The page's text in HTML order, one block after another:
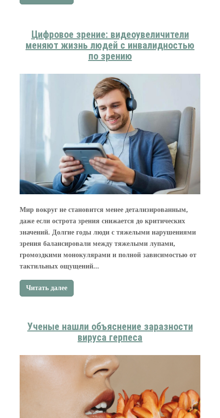
Цифровое зрение: видеоувеличители
меняют жизнь людей с инвалидностью
по зрению
Мир вокруг не становится менее детализированным,
даже если острота зрения снижается до критических
значений. Долгие годы люди с тяжелыми нарушениями
зрения балансировали между тяжелыми лупами,
громоздкими монокулярами и полной зависимостью от
тактильных ощущений...
Читать далее
Ученые нашли объяснение заразности
вируса герпеса